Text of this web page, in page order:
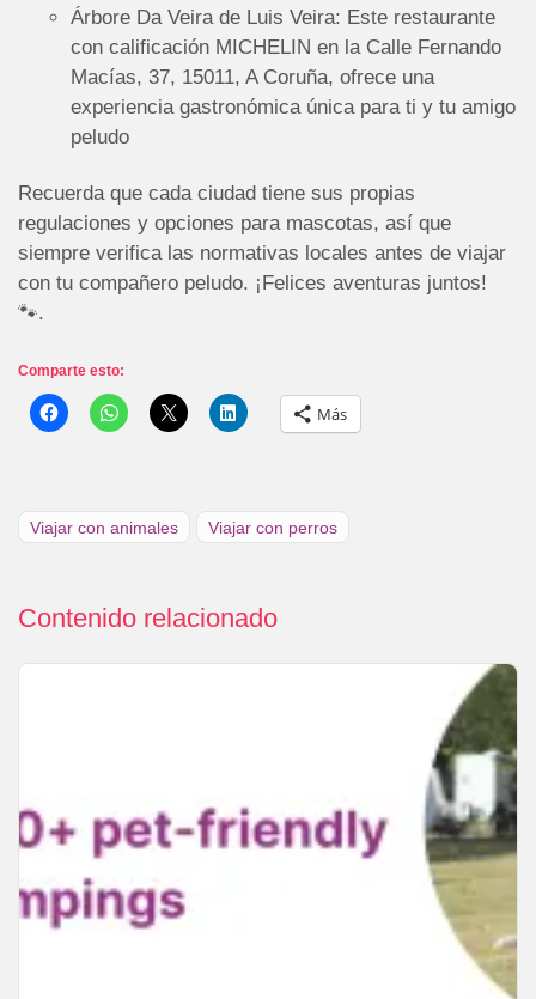
Árbore Da Veira de Luis Veira: Este restaurante
con calificación MICHELIN en la Calle Fernando
Macías, 37, 15011, A Coruña, ofrece una
experiencia gastronómica única para ti y tu amigo
peludo
Recuerda que cada ciudad tiene sus propias
regulaciones y opciones para mascotas, así que
siempre verifica las normativas locales antes de viajar
con tu compañero peludo. ¡Felices aventuras juntos!
🐾.
Comparte esto:
Más
Viajar con animales Viajar con perros
Contenido relacionado